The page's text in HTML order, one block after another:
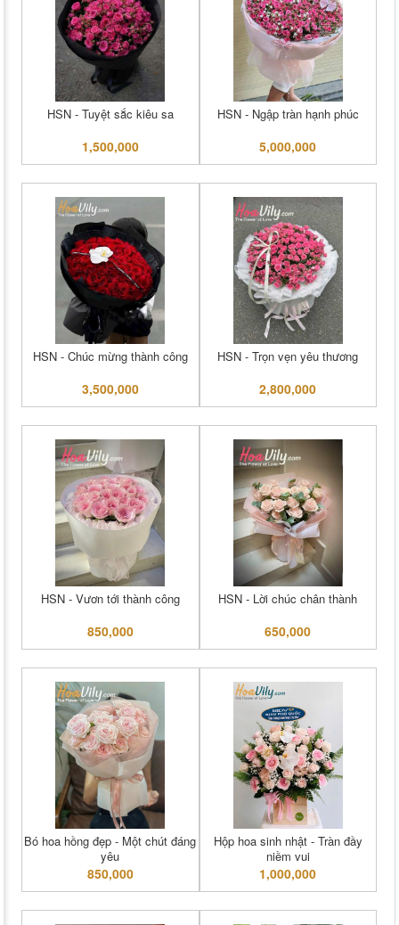
HSN - Tuyệt sắc kiêu sa
1,500,000
HSN - Ngập tràn hạnh phúc
5,000,000
HSN - Chúc mừng thành công
3,500,000
HSN - Trọn vẹn yêu thương
2,800,000
HSN - Vươn tới thành công
850,000
HSN - Lời chúc chân thành
650,000
Bó hoa hồng đẹp - Một chút đáng
yêu
850,000
Hộp hoa sinh nhật - Tràn đầy
niềm vui
1,000,000